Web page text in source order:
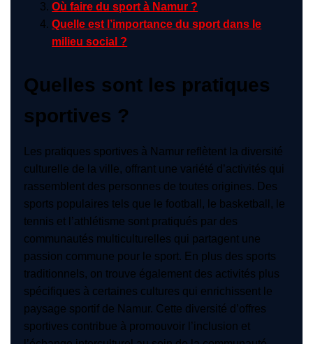
Où faire du sport à Namur ?
Quelle est l’importance du sport dans le
milieu social ?
Quelles sont les pratiques
sportives ?
Les pratiques sportives à Namur reflètent la diversité
culturelle de la ville, offrant une variété d’activités qui
rassemblent des personnes de toutes origines. Des
sports populaires tels que le football, le basketball, le
tennis et l’athlétisme sont pratiqués par des
communautés multiculturelles qui partagent une
passion commune pour le sport. En plus des sports
traditionnels, on trouve également des activités plus
spécifiques à certaines cultures qui enrichissent le
paysage sportif de Namur. Cette diversité d’offres
sportives contribue à promouvoir l’inclusion et